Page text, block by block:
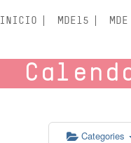
INICIO MDE15
Categories
5:00 am
6:00 am